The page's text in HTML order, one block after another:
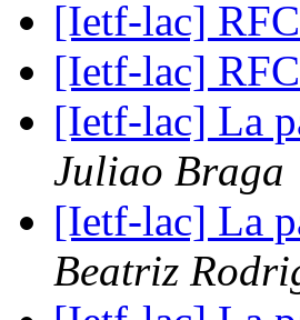
[Ietf-lac]
[Ietf-lac]
[Ietf-lac] La
Juliao Braga
[Ietf-lac] La
Beatriz